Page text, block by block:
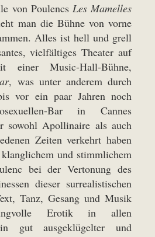
von Poulencs Les Mamelles
man die Bühne von vorne
Alles ist hell und grell
vielfältiges Theater auf
einer Music-Hall-Bühne,
, was unter anderem durch
vor ein paar Jahren noch
Bar in Cannes
sowohl Apollinaire als auch
Zeiten verkehrt haben
und stimmlichem
bei der Vertonung des
dieser surrealistischen
Tanz, Gesang und Musik
Erotik in allen
gut ausgeklügelter und